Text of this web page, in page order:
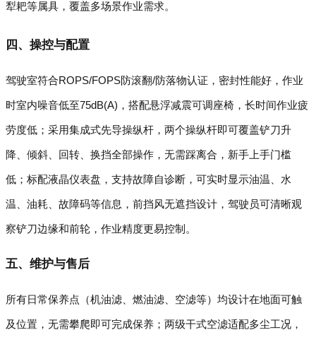
犁耙等属具，覆盖多场景作业需求。
四、操控与配置
驾驶室符合ROPS/FOPS防滚翻/防落物认证，密封性能好，作业
时室内噪音低至75dB(A)，搭配悬浮减震可调座椅，长时间作业疲
劳度低；采用集成式先导操纵杆，两个操纵杆即可覆盖铲刀升
降、倾斜、回转、换挡全部操作，无需踩离合，新手上手门槛
低；标配液晶仪表盘，支持故障自诊断，可实时显示油温、水
温、油耗、故障码等信息，前挡风无遮挡设计，驾驶员可清晰观
察铲刀边缘和前轮，作业精度更易控制。
五、维护与售后
所有日常保养点（机油滤、燃油滤、空滤等）均设计在地面可触
及位置，无需攀爬即可完成保养；两级干式空滤适配多尘工况，